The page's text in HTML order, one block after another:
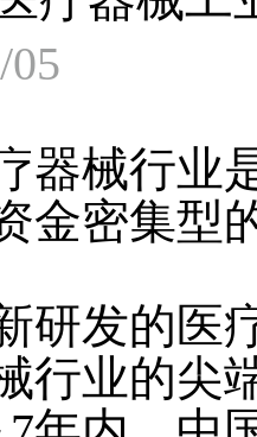
05
器械行业
金密集型
研发的医
行业的尖